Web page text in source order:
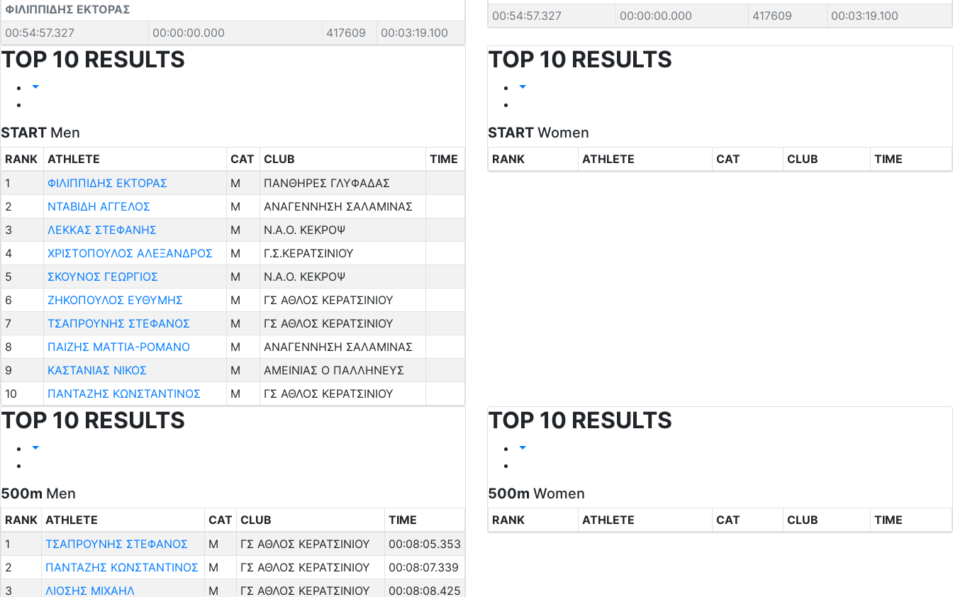
ΦΙΛΙΠΠΙΔΗΣ ΕΚΤΟΡΑΣ
00:54:57.327
00:00:00.000 417609 00:03:19.100
00:54:57.327
00:00:00.000 417609 00:03:19.100
TOP 10 RESULTS
START Men
RANK ATHLETE CAT CLUB
TIME
1
ΦΙΛΙΠΠΙΔΗΣ ΕΚΤΟΡΑΣ M
ΠΑΝΘΗΡΕΣ ΓΛΥΦΑΔΑΣ
2
ΝΤΑΒΙΔΗ ΑΓΓΕΛΟΣ M
ΑΝΑΓΕΝΝΗΣΗ ΣΑΛΑΜΙΝΑΣ
3
ΛΕΚΚΑΣ ΣΤΕΦΑΝΗΣ M
Ν.Α.Ο. ΚΕΚΡΟΨ
4
ΧΡΙΣΤΟΠΟΥΛΟΣ ΑΛΕΞΑΝΔΡΟΣ M
Γ.Σ.ΚΕΡΑΤΣΙΝΙΟΥ
5
ΣΚΟΥΝΟΣ ΓΕΩΡΓΙΟΣ M
Ν.Α.Ο. ΚΕΚΡΟΨ
6
ΖΗΚΟΠΟΥΛΟΣ ΕΥΘΥΜΗΣ M
ΓΣ ΑΘΛΟΣ ΚΕΡΑΤΣΙΝΙΟΥ
7
ΤΣΑΠΡΟΥΝΗΣ ΣΤΕΦΑΝΟΣ M
ΓΣ ΑΘΛΟΣ ΚΕΡΑΤΣΙΝΙΟΥ
8
ΠΑΙΖΗΣ ΜΑΤΤΙΑ-ΡΟΜΑΝΟ M
ΑΝΑΓΕΝΝΗΣΗ ΣΑΛΑΜΙΝΑΣ
9
ΚΑΣΤΑΝΙΑΣ ΝΙΚΟΣ M
ΑΜΕΙΝΙΑΣ Ο ΠΑΛΛΗΝΕΥΣ
10
ΠΑΝΤΑΖΗΣ ΚΩΝΣΤΑΝΤΙΝΟΣ M ΓΣ ΑΘΛΟΣ ΚΕΡΑΤΣΙΝΙΟΥ
TOP 10 RESULTS
START Women
RANK ATHLETE CAT CLUB TIME
TOP 10 RESULTS
500m Men
RANK ATHLETE CAT CLUB
TIME
1
ΤΣΑΠΡΟΥΝΗΣ ΣΤΕΦΑΝΟΣ M ΓΣ ΑΘΛΟΣ ΚΕΡΑΤΣΙΝΙΟΥ
00:08:05.353
2
ΠΑΝΤΑΖΗΣ ΚΩΝΣΤΑΝΤΙΝΟΣ M ΓΣ ΑΘΛΟΣ ΚΕΡΑΤΣΙΝΙΟΥ
00:08:07.339
3
ΛΙΟΣΗΣ ΜΙΧΑΗΛ M ΓΣ ΑΘΛΟΣ ΚΕΡΑΤΣΙΝΙΟΥ 00:08:08.425
TOP 10 RESULTS
500m Women
RANK ATHLETE CAT CLUB TIME